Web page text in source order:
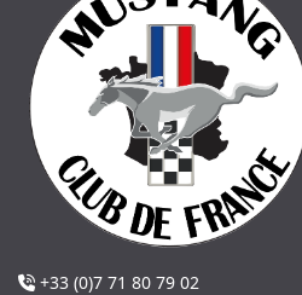
+33 (0)7 71 80 79 02